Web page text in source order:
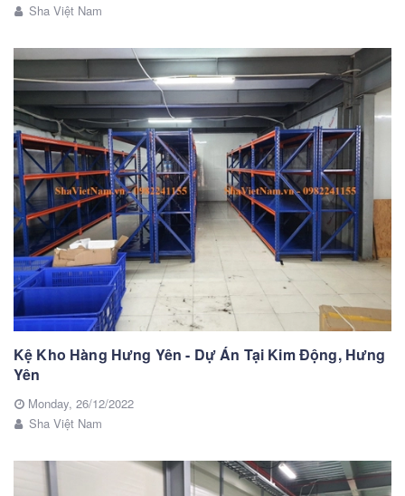
Sha Việt Nam
Kệ Kho Hàng Hưng Yên - Dự Án Tại Kim Động, Hưng
Yên
Monday, 26/12/2022
Sha Việt Nam